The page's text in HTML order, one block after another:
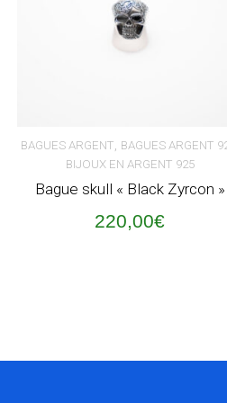
BAGUES ARGENT, BAGUES ARGENT
BIJOUX EN ARGENT 925
Bague skull « Black Zyrcon »
220,00€